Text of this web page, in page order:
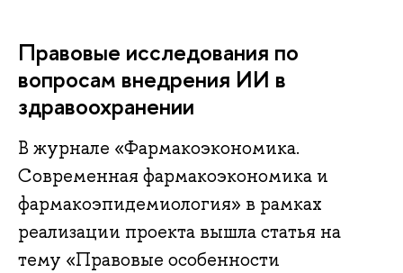
Правовые исследования по
вопросам внедрения ИИ в
здравоохранении
В журнале «Фармакоэкономика.
Современная фармакоэкономика и
фармакоэпидемиология» в рамках
реализации проекта вышла статья на
тему «Правовые особенности